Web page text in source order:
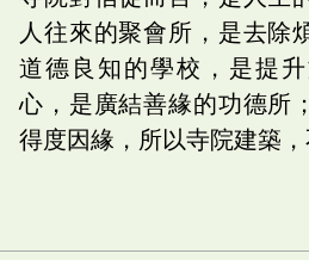
人往來的聚會所，是去除
道德良知的學校，是提
心，是廣結善緣的功德所
得度因緣，所以寺院建築，